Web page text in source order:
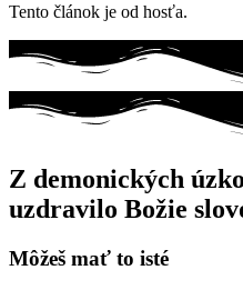
Tento článok je od hosťa.
Z demonických
uzdravilo Božie
Môžeš mať to isté